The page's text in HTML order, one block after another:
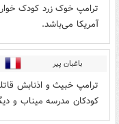
ترامپ خوک زرد کودک خوار
آمریکا می‌باشد.
باغبان پیر
ترامپ خبیث و اذنابش
کودکان مدرسه میناب و